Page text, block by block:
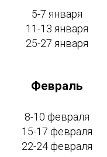
5-7 января
11-13 января
25-27 января
Февраль
8-10 февраля
15-17 февраля
22-24 февраля